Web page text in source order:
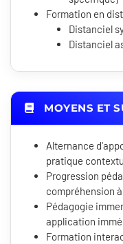
Formation en
Distanciel
Distanciel
MOYENS ET
Alternance
pratique
Progression
compréhension
Pédagogie
application
Formation